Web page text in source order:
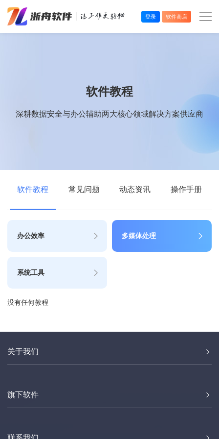
登录 软件商店
软件教程
深耕数据安全与办公辅助两大核心领域解决方案供应商
软件教程 常见问题 动态资讯 操作手册
办公效率 多媒体处理
系统工具
没有任何教程
关于我们
旗下软件